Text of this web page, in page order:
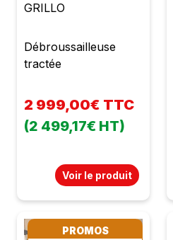
GRILLO
Débroussailleuse
tractée
2 999,00€ TTC
(2 499,17€ HT)
Voir le produit
PROMOS